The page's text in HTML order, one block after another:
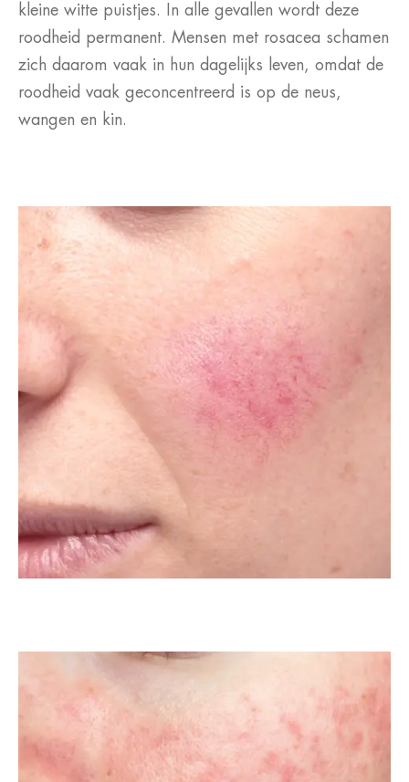
kleine witte puistjes. In alle gevallen wordt deze
roodheid permanent. Mensen met rosacea schamen
zich daarom vaak in hun dagelijks leven, omdat de
roodheid vaak geconcentreerd is op de neus,
wangen en kin.